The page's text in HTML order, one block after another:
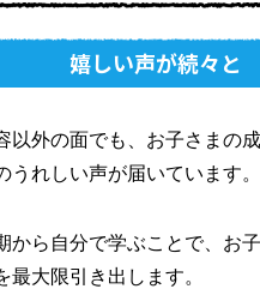
嬉しい声が続々と
以外の面でも、 お子さまの
うれしい声が届いています。
から自分で学ぶことで、 お
最大限引き出します。